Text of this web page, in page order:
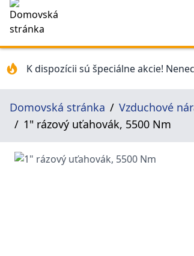
K dispozícii sú špeciálne akcie!
Domovská stránka Vzduchové
1" rázový uťahovák, 5500 Nm